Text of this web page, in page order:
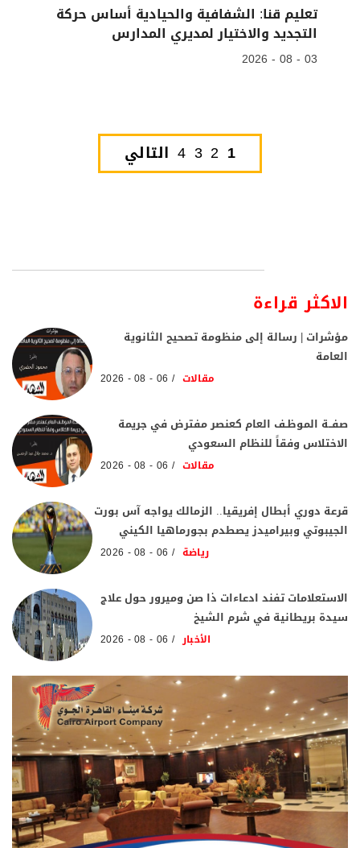
تعليم قنا: الشفافية والحيادية أساس حركة
التجديد والاختيار لمديري المدارس
03 - 08 - 2026
1
2
3
4 التالي
الاكثر قراءة
مؤشرات | رسالة إلى منظومة تصحيح الثانوية
العامة
مقالات 06 - 08 - 2026
صفــة الموظـف العام كعنصر مفترض في جريمة
الاختلاس وفقاً للنظام السعودي
مقالات 06 - 08 - 2026
قرعة دوري أبطال إفريقيا.. الزمالك يواجه آس بورت
الجيبوتي وبيراميدز يصطدم بجورماهيا الكيني
رياضة 06 - 08 - 2026
الاستعلامات تفند ادعاءات ذا صن وميرور حول علاج
سيدة بريطانية في شرم الشيخ
الأخبار 06 - 08 - 2026